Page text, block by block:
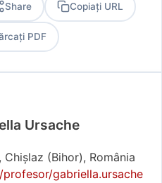
Share Copiați URL
PDF
Ursache
Chișlaz (Bihor), România
gabriella.ursache